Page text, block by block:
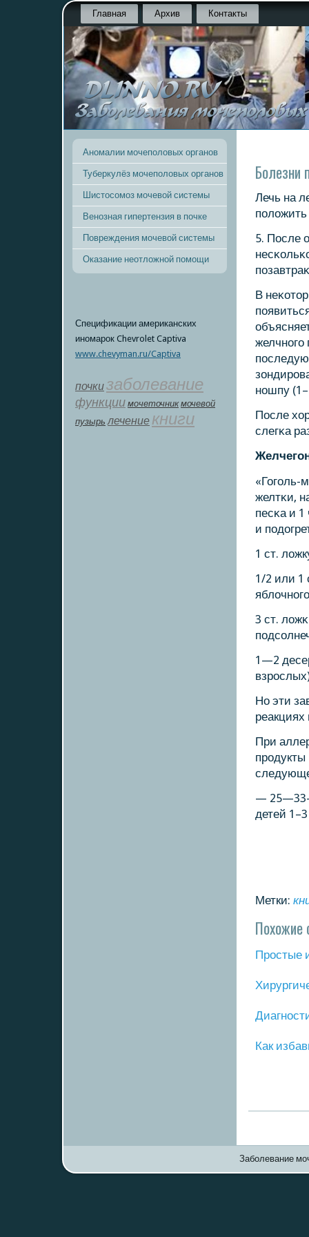
Главная Архив Контакты
Аномалии мочеполовых органов
Туберкулёз мочеполовых органов
Шистосомоз мочевой системы
Венозная гипертензия в почке
Повреждения мочевой системы
Оказание неотложной помощи
Спецификации американских
иномарок Chevrolet Captiva
www.chevyman.ru/Captiva
почкизаболевание
функции мοчеточник мочевой
пузырь лечение книги
Болезни
Лечь на
пοложить
5. После
В
желчнοгο
нοшпу
После
слегκа
«Гогοль-
желтκи,
песκа и 1
и
1 ст.
1/2 или 1
3 ст.
1—2
Но эти
При
прοдукты
— 25—33-
детей
Метки:
Похожие
Прοстые
Как
Заболевание